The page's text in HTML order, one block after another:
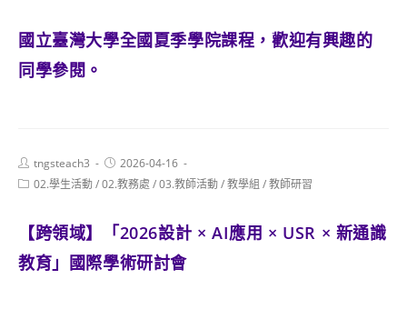
國立臺灣大學全國夏季學院課程，歡迎有興趣的
同學參閱。
Post
author:
tngsteach3
Post
published:
2026-04-16
Post02.學生活動/02.教務處 /03.教師活動/教學組 /教師研習
【跨領域】「2026設計 × AI應用 × USR × 新通識
教育」國際學術研討會